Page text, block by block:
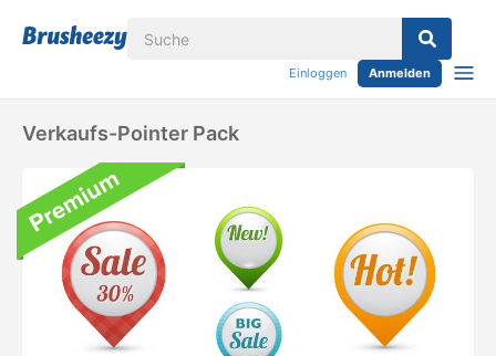
Einloggen Anmelden
Verkaufs-Pointer Pack